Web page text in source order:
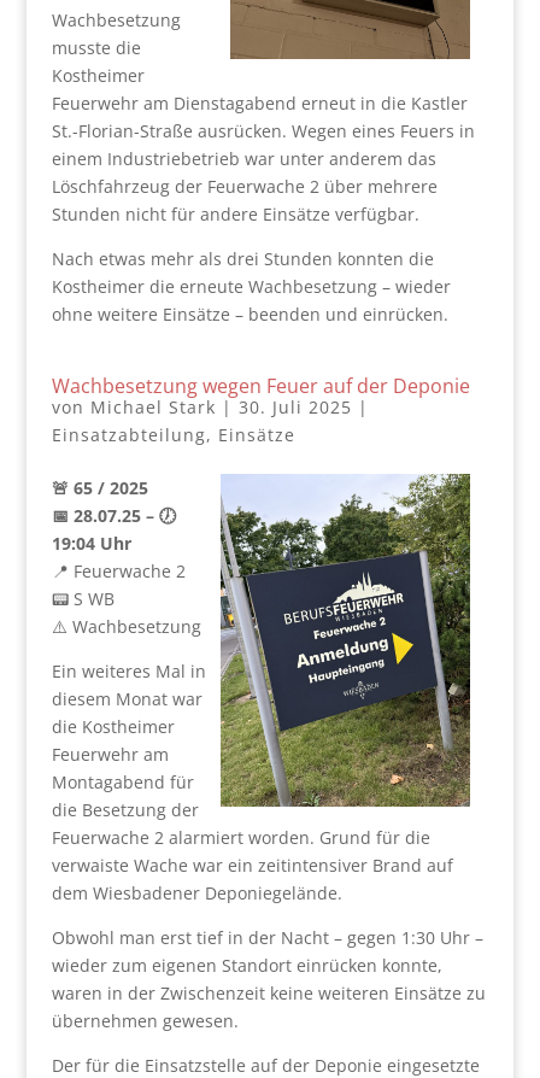
Wachbesetzung
musste die
Kostheimer
Feuerwehr am Dienstagabend erneut in die Kastler
St.-Florian-Straße ausrücken. Wegen eines Feuers in
einem Industriebetrieb war unter anderem das
Löschfahrzeug der Feuerwache 2 über mehrere
Stunden nicht für andere Einsätze verfügbar.
Nach etwas mehr als drei Stunden konnten die
Kostheimer die erneute Wachbesetzung – wieder
ohne weitere Einsätze – beenden und einrücken.
Wachbesetzung wegen Feuer auf der Deponie
von Michael Stark | 30. Juli 2025 |
Einsatzabteilung, Einsätze
🚨 65 / 2025
📅 28.07.25 – 🕖
19:04 Uhr
📍 Feuerwache 2
📟 S WB
⚠️ Wachbesetzung
Ein weiteres Mal in
diesem Monat war
die Kostheimer
Feuerwehr am
Montagabend für
die Besetzung der
Feuerwache 2 alarmiert worden. Grund für die
verwaiste Wache war ein zeitintensiver Brand auf
dem Wiesbadener Deponiegelände.
Obwohl man erst tief in der Nacht – gegen 1:30 Uhr –
wieder zum eigenen Standort einrücken konnte,
waren in der Zwischenzeit keine weiteren Einsätze zu
übernehmen gewesen.
Der für die Einsatzstelle auf der Deponie eingesetzte